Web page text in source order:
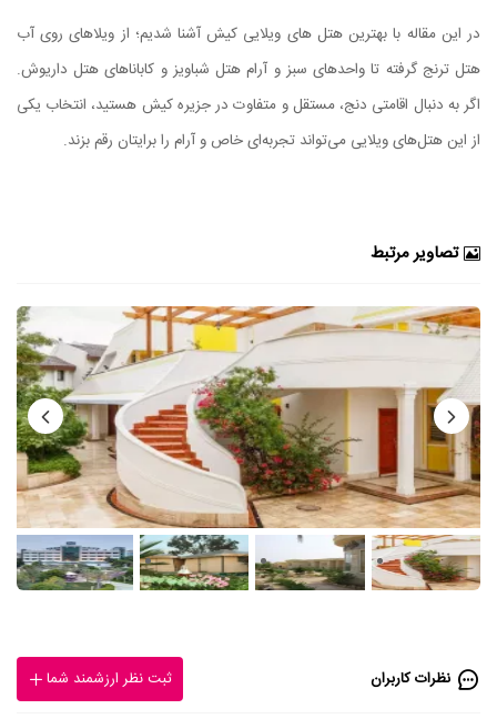
در این مقاله با بهترین هتل های ویلایی کیش آشنا شدیم؛ از ویلاهای روی آب
هتل ترنج گرفته تا واحدهای سبز و آرام هتل شباویز و کاباناهای هتل داریوش.
اگر به دنبال اقامتی دنج، مستقل و متفاوت در جزیره کیش هستید، انتخاب یکی
از این هتل‌های ویلایی می‌تواند تجربه‌ای خاص و آرام را برایتان رقم بزند.
تصاویر مرتبط
نظرات کاربران ثبت نظر ارزشمند شما